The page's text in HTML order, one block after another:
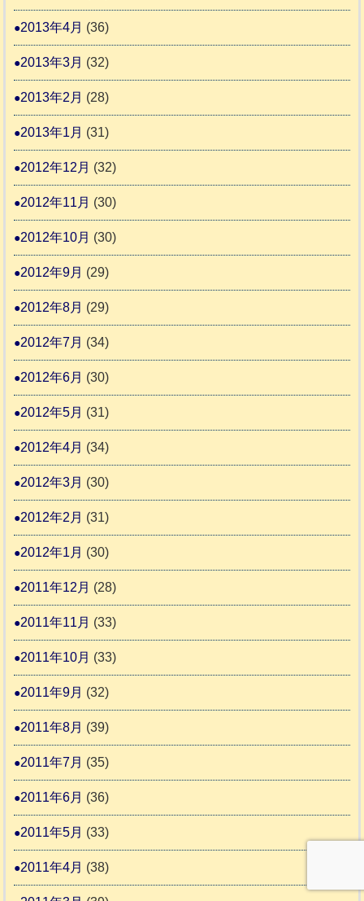
2013年4月 (36)
2013年3月 (32)
2013年2月 (28)
2013年1月 (31)
2012年12月 (32)
2012年11月 (30)
2012年10月 (30)
2012年9月 (29)
2012年8月 (29)
2012年7月 (34)
2012年6月 (30)
2012年5月 (31)
2012年4月 (34)
2012年3月 (30)
2012年2月 (31)
2012年1月 (30)
2011年12月 (28)
2011年11月 (33)
2011年10月 (33)
2011年9月 (32)
2011年8月 (39)
2011年7月 (35)
2011年6月 (36)
2011年5月 (33)
2011年4月 (38)